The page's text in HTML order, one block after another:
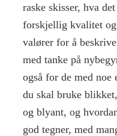
raske skisser, hva
forskjellig kvalitet
valører for å
med tanke på
også for de med
du skal bruke
og blyant, og
god tegner, med